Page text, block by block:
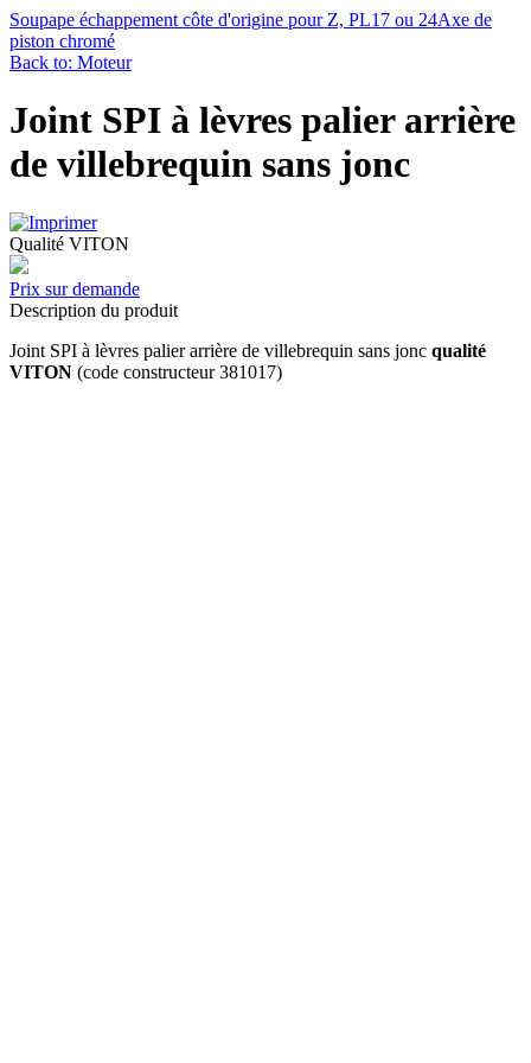
Soupape échappement côte d'origine pour Z, PL17 ou 24Axe de
piston chromé
Back to: Moteur
Joint SPI à lèvres palier arrière
de villebrequin sans jonc
Qualité VITON
Prix sur demande
Description du produit
Joint SPI à lèvres palier arrière de villebrequin sans jonc qualité
VITON (code constructeur 381017)